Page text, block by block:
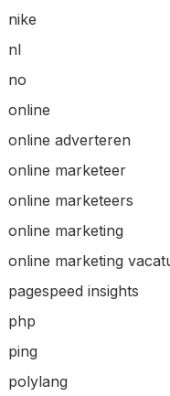
nike
nl
no
online
online adverteren
online marketeer
online marketeers
online marketing
online marketing
pagespeed insights
php
ping
polylang